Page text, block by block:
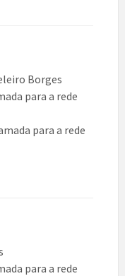
Borges
para a rede
para a rede
para a rede